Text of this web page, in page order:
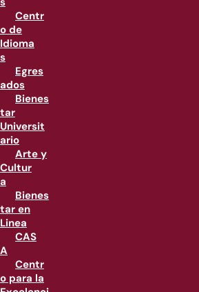
Centr
o de
Idioma
s
Egres
ados
Bienes
tar
Universit
ario
Arte y
Cultur
a
Bienes
tar en
Linea
CAS
A
Centr
o para la